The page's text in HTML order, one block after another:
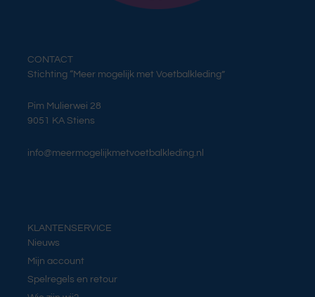
CONTACT
Stichting “Meer mogelijk met Voetbalkleding”
Pim Mulierwei 28
9051 KA Stiens
info@meermogelijkmetvoetbalkleding.nl
KLANTENSERVICE
Nieuws
Mijn account
Spelregels en retour